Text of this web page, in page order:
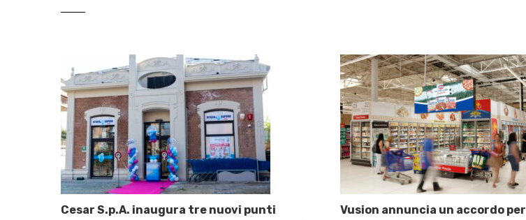
Cesar S.p.A. inaugura tre nuovi punti
Vusion annuncia un accordo per